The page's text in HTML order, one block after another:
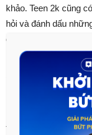
khảo. Teen 2k cũng
hỏi và đánh dấu
để dễ dàng xem lại.
4. Cung
ưu cho
Trước mỗi dạng bài